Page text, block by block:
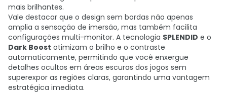
mais brilhantes.
Vale destacar que o design sem bordas não apenas
amplia a sensação de imersão, mas também facilita
configurações multi-monitor. A tecnologia SPLENDID e o
Dark Boost otimizam o brilho e o contraste
automaticamente, permitindo que você enxergue
detalhes ocultos em áreas escuras dos jogos sem
superexpor as regiões claras, garantindo uma vantagem
estratégica imediata.